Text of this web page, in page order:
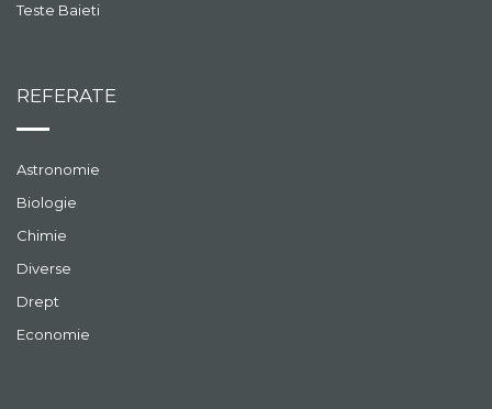
Teste Baieti
REFERATE
Astronomie
Biologie
Chimie
Diverse
Drept
Economie